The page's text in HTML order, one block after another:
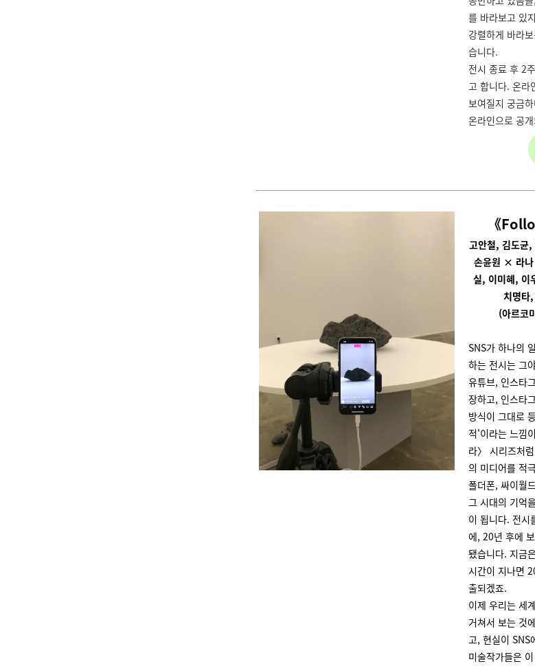
를 바라보고 있
강렬하게 바라
습니다.
전시 종료 후 2
고 합니다. 온라
보여질지 궁금
온라인으로 공
《
고안철, 김도균
손윤원 × 라
실, 이미혜, 이
치명타
(아르코
SNS가 하나의
하는 전시는 그
유튜브, 인스타
장하고, 인스타
방식이 그대로
적'이라는 느낌
라〉 시리즈처
의 미디어를 적
폴더폰, 싸이월
그 시대의 기억
이 됩니다. 전시
에, 20년 후에
됐습니다. 지금
시간이 지나면
출되겠죠.
이제 우리는 세
거쳐서 보는 것
고, 현실이 SNS
미술작가들은